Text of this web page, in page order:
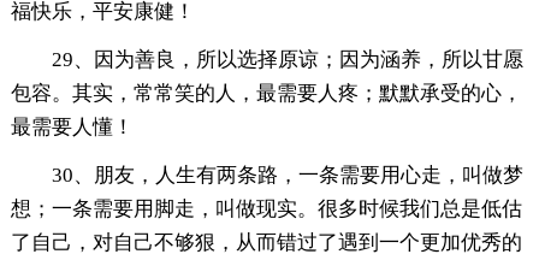
福快乐，平安康健！
29、因为善良，所以选择原谅；因为涵养，所以甘愿
包容。其实，常常笑的人，最需要人疼；默默承受的心，
最需要人懂！
30、朋友，人生有两条路，一条需要用心走，叫做梦
想；一条需要用脚走，叫做现实。很多时候我们总是低估
了自己，对自己不够狠，从而错过了遇到一个更加优秀的